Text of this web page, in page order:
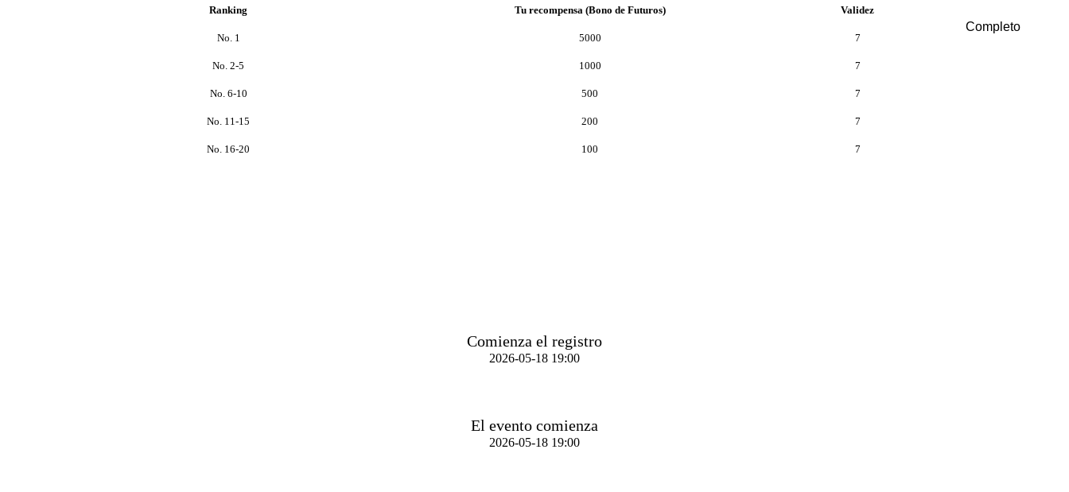
Ranking Tu recompensa (Bono de Futuros) Validez
No. 1 5000 7
No. 2-5 1000 7
No. 6-10 500 7
No. 11-15 200 7
No. 16-20 100 7
Completo
Comienza el registro
2026-05-18 19:00
El evento comienza
2026-05-18 19:00